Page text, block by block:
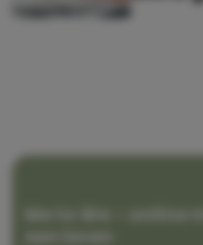
Me to We –